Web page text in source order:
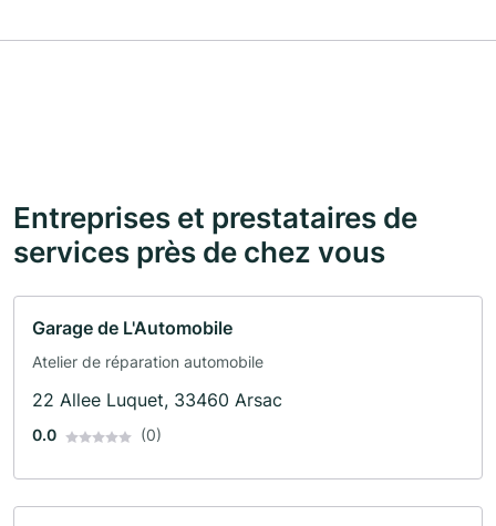
Entreprises et prestataires de
services près de chez vous
Garage de L'Automobile
Atelier de réparation automobile
22 Allee Luquet, 33460 Arsac
0.0 (0)